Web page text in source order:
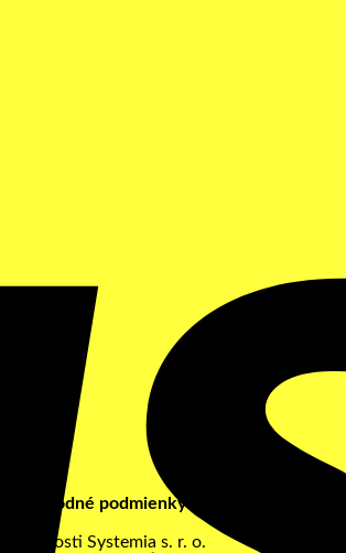
Obchodné podmienky
spoločnosti Systemia s. r. o.